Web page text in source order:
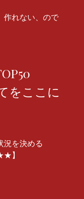
作れない、ので
をここに
況を決める
】